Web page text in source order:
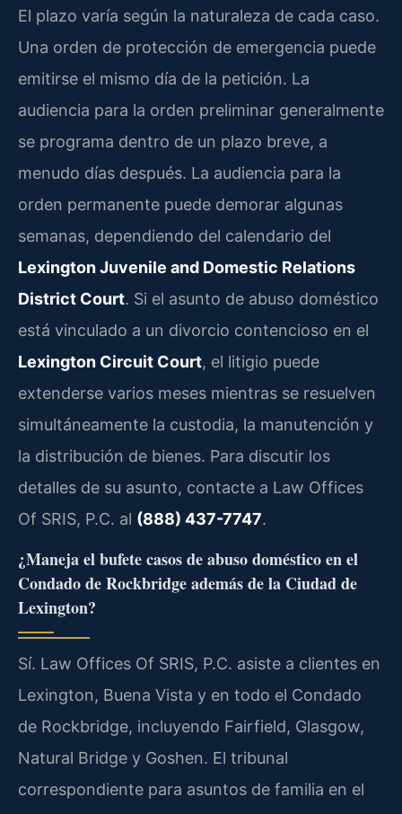
El plazo varía según la naturaleza de cada caso.
Una orden de protección de emergencia puede
emitirse el mismo día de la petición. La
audiencia para la orden preliminar generalmente
se programa dentro de un plazo breve, a
menudo días después. La audiencia para la
orden permanente puede demorar algunas
semanas, dependiendo del calendario del
Lexington Juvenile and Domestic Relations
District Court. Si el asunto de abuso doméstico
está vinculado a un divorcio contencioso en el
Lexington Circuit Court, el litigio puede
extenderse varios meses mientras se resuelven
simultáneamente la custodia, la manutención y
la distribución de bienes. Para discutir los
detalles de su asunto, contacte a Law Offices
Of SRIS, P.C. al (888) 437-7747.
¿Maneja el bufete casos de abuso doméstico en el
Condado de Rockbridge además de la Ciudad de
Lexington?
Sí. Law Offices Of SRIS, P.C. asiste a clientes en
Lexington, Buena Vista y en todo el Condado
de Rockbridge, incluyendo Fairfield, Glasgow,
Natural Bridge y Goshen. El tribunal
correspondiente para asuntos de familia en el